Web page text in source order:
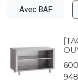
Avec BAF